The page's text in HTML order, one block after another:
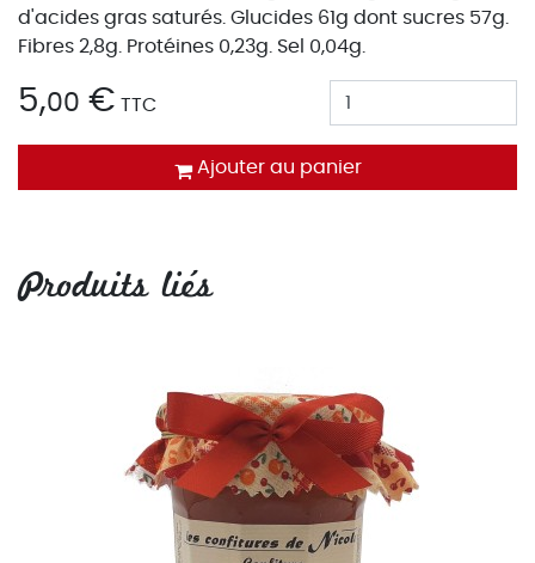
d'acides gras saturés. Glucides 61g dont sucres 57g.
Fibres 2,8g. Protéines 0,23g. Sel 0,04g.
5,00 € TTC
Ajouter au panier
Produits liés